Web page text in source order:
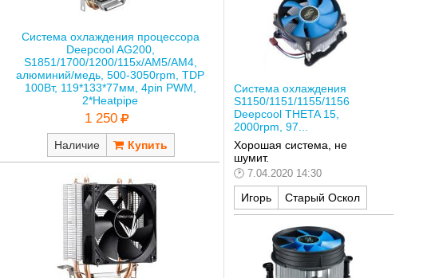
Система охлаждения процессора
Deepcool AG200,
S1851/1700/1200/115x/AM5/AM4,
алюминий/медь, 500-3050rpm, TDP
100Вт, 119*133*77мм, 4pin PWM,
2*Heatpipe
1 250
Наличие
Система охлаждения
S1150/1151/1155/1156
Deepcool THETA 15,
2000rpm, 97...
Хорошая система, не
шумит.
7.04.2020 14:30
Игорь Старый Оскол